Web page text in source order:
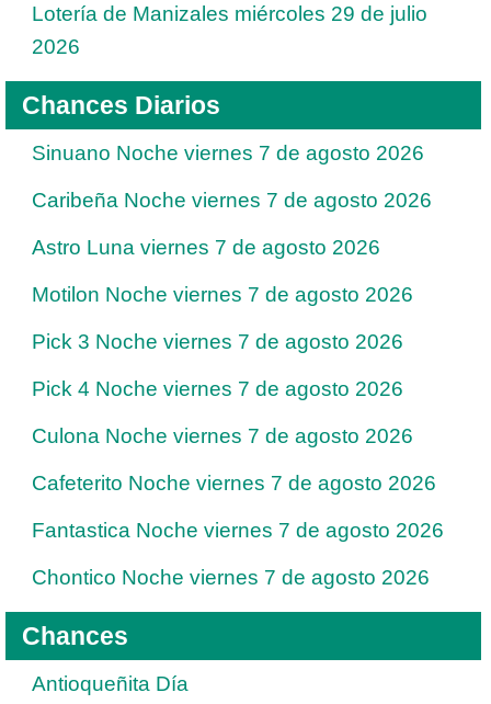
Lotería de Manizales miércoles 29 de julio
2026
Chances Diarios
Sinuano Noche viernes 7 de agosto 2026
Caribeña Noche viernes 7 de agosto 2026
Astro Luna viernes 7 de agosto 2026
Motilon Noche viernes 7 de agosto 2026
Pick 3 Noche viernes 7 de agosto 2026
Pick 4 Noche viernes 7 de agosto 2026
Culona Noche viernes 7 de agosto 2026
Cafeterito Noche viernes 7 de agosto 2026
Fantastica Noche viernes 7 de agosto 2026
Chontico Noche viernes 7 de agosto 2026
Chances
Antioqueñita Día